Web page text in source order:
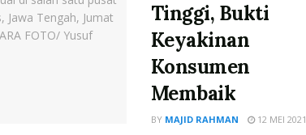
Tinggi, Bukti
Keyakinan
Konsumen
Membaik
BY MAJID RAHMAN 12 MEI 2021